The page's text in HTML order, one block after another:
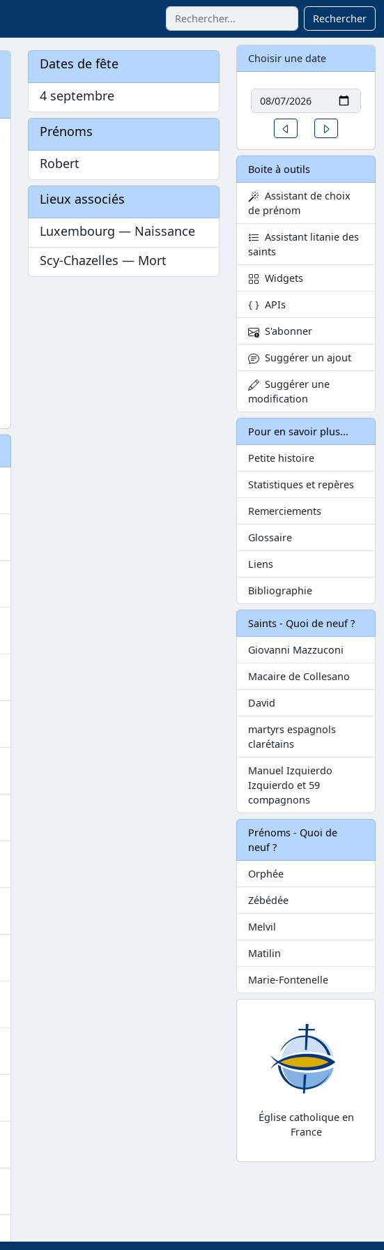
Rechercher
Dates de fête
4 septembre
Prénoms
Robert
Lieux associés
Luxembourg — Naissance
Scy-Chazelles — Mort
Choisir une date
Date
Un jour avant
Boite à outils
Assistant de choix
de prénom
Assistant litanie des
saints
Widgets
APIs
S'abonner
Suggérer un ajout
Suggérer une
modification
Pour en savoir plus...
Petite histoire
Statistiques et repères
Remerciements
Glossaire
Liens
Bibliographie
Saints - Quoi de neuf ?
Giovanni Mazzuconi
Macaire de Collesano
David
martyrs espagnols
clarétains
Manuel Izquierdo
Izquierdo et 59
compagnons
Prénoms - Quoi de
neuf ?
Orphée
Zébédée
Melvil
Matilin
Marie-Fontenelle
Église catholique en
France